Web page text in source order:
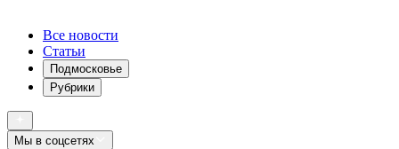
Все новости
Статьи
Подмосковье
Рубрики
Мы в соцсетях